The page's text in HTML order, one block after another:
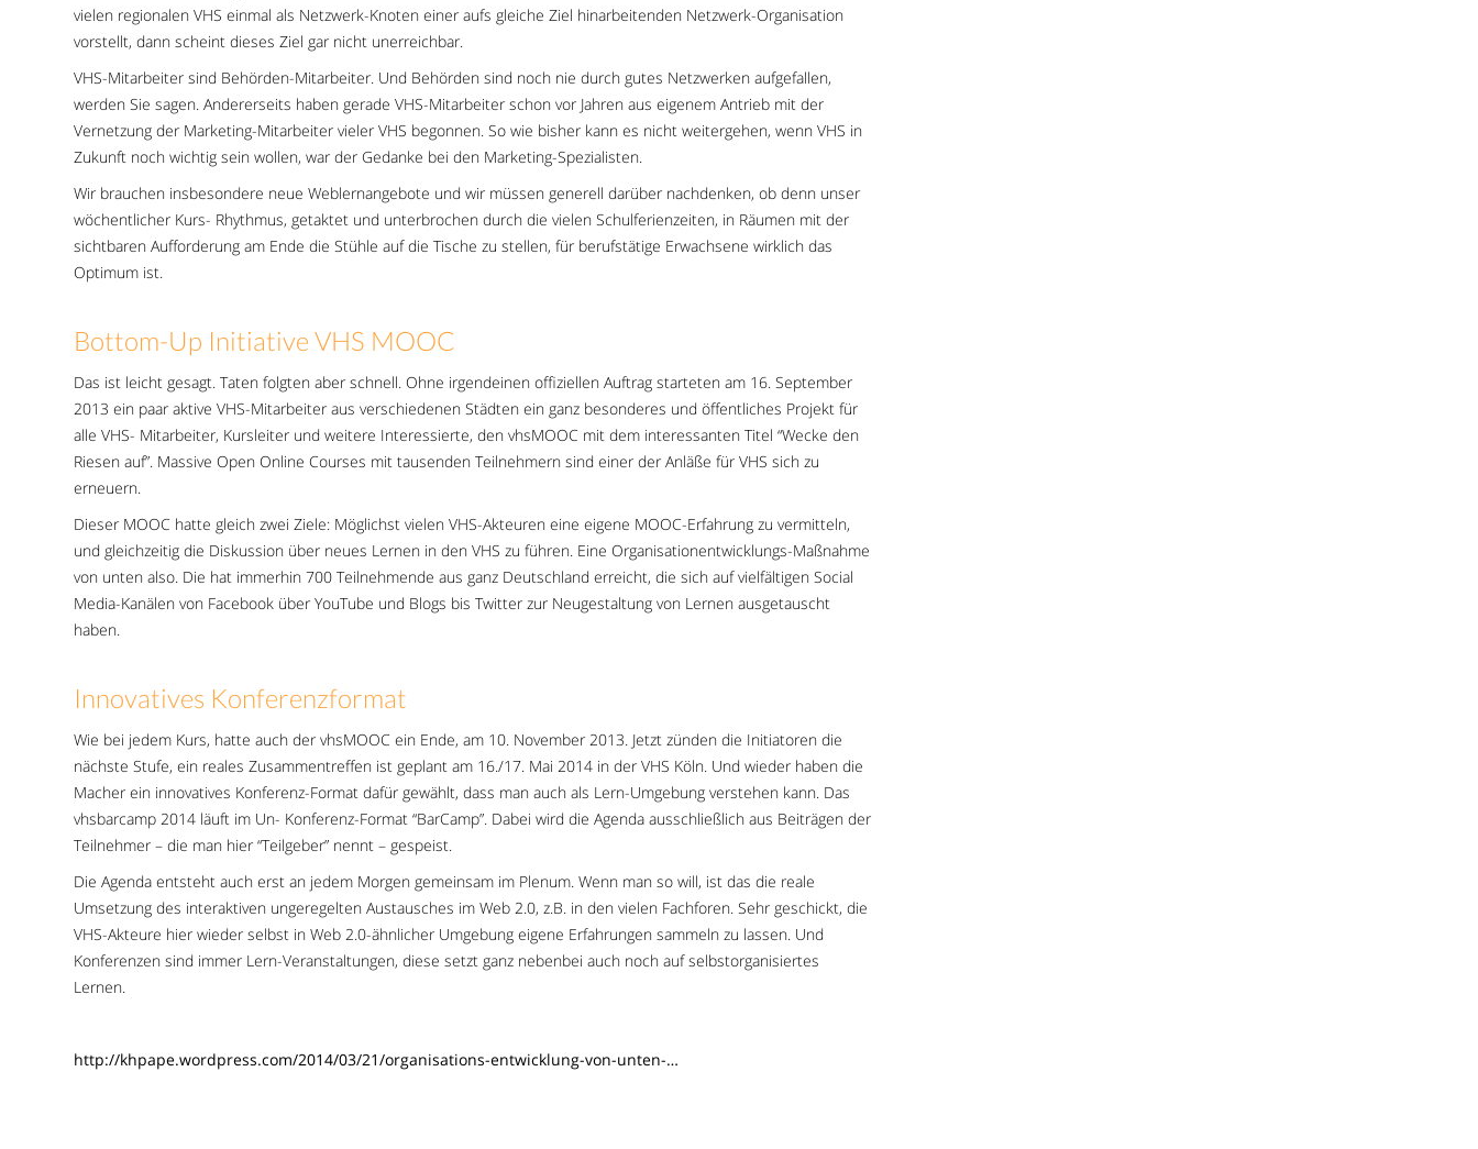
vielen regionalen VHS einmal als Netzwerk-Knoten einer aufs gleiche Ziel hinarbeitenden Netzwerk-Organisation
vorstellt, dann scheint dieses Ziel gar nicht unerreichbar.
VHS-Mitarbeiter sind Behörden-Mitarbeiter. Und Behörden sind noch nie durch gutes Netzwerken aufgefallen,
werden Sie sagen. Andererseits haben gerade VHS-Mitarbeiter schon vor Jahren aus eigenem Antrieb mit der
Vernetzung der Marketing-Mitarbeiter vieler VHS begonnen. So wie bisher kann es nicht weitergehen, wenn VHS in
Zukunft noch wichtig sein wollen, war der Gedanke bei den Marketing-Spezialisten.
Wir brauchen insbesondere neue Weblernangebote und wir müssen generell darüber nachdenken, ob denn unser
wöchentlicher Kurs- Rhythmus, getaktet und unterbrochen durch die vielen Schulferienzeiten, in Räumen mit der
sichtbaren Aufforderung am Ende die Stühle auf die Tische zu stellen, für berufstätige Erwachsene wirklich das
Optimum ist.
Bottom-Up Initiative VHS MOOC
Das ist leicht gesagt. Taten folgten aber schnell. Ohne irgendeinen offiziellen Auftrag starteten am 16. September
2013 ein paar aktive VHS-Mitarbeiter aus verschiedenen Städten ein ganz besonderes und öffentliches Projekt für
alle VHS- Mitarbeiter, Kursleiter und weitere Interessierte, den vhsMOOC mit dem interessanten Titel “Wecke den
Riesen auf”. Massive Open Online Courses mit tausenden Teilnehmern sind einer der Anläße für VHS sich zu
erneuern.
Dieser MOOC hatte gleich zwei Ziele: Möglichst vielen VHS-Akteuren eine eigene MOOC-Erfahrung zu vermitteln,
und gleichzeitig die Diskussion über neues Lernen in den VHS zu führen. Eine Organisationentwicklungs-Maßnahme
von unten also. Die hat immerhin 700 Teilnehmende aus ganz Deutschland erreicht, die sich auf vielfältigen Social
Media-Kanälen von Facebook über YouTube und Blogs bis Twitter zur Neugestaltung von Lernen ausgetauscht
haben.
Innovatives Konferenzformat
Wie bei jedem Kurs, hatte auch der vhsMOOC ein Ende, am 10. November 2013. Jetzt zünden die Initiatoren die
nächste Stufe, ein reales Zusammentreffen ist geplant am 16./17. Mai 2014 in der VHS Köln. Und wieder haben die
Macher ein innovatives Konferenz-Format dafür gewählt, dass man auch als Lern-Umgebung verstehen kann. Das
vhsbarcamp 2014 läuft im Un- Konferenz-Format “BarCamp”. Dabei wird die Agenda ausschließlich aus Beiträgen der
Teilnehmer – die man hier “Teilgeber” nennt – gespeist.
Die Agenda entsteht auch erst an jedem Morgen gemeinsam im Plenum. Wenn man so will, ist das die reale
Umsetzung des interaktiven ungeregelten Austausches im Web 2.0, z.B. in den vielen Fachforen. Sehr geschickt, die
VHS-Akteure hier wieder selbst in Web 2.0-ähnlicher Umgebung eigene Erfahrungen sammeln zu lassen. Und
Konferenzen sind immer Lern-Veranstaltungen, diese setzt ganz nebenbei auch noch auf selbstorganisiertes
Lernen.
http://khpape.wordpress.com/2014/03/21/organisations-entwicklung-von-unten-…